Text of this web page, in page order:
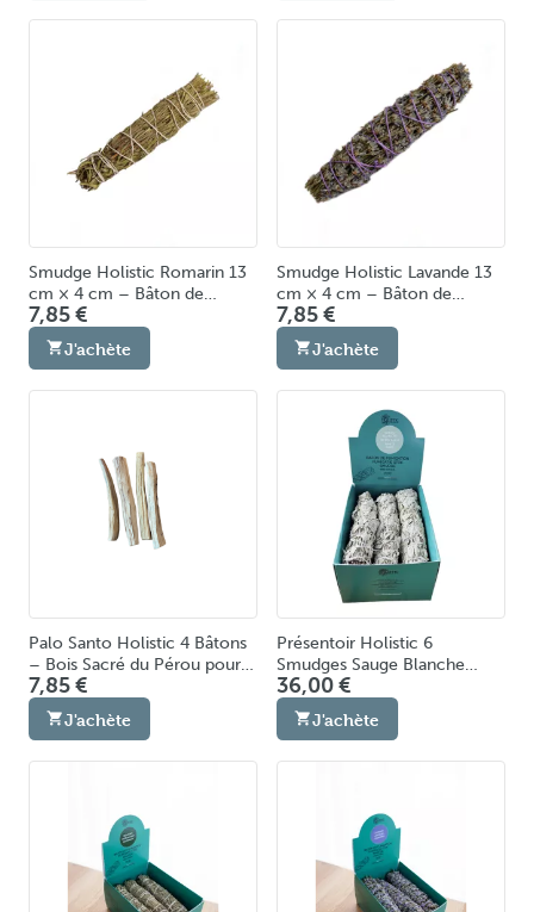
Smudge Holistic Romarin 13
cm × 4 cm – Bâton de
Fumigation & Purification
Énergétique Fabriqué en
Europe
7,85 €
J'achète
Smudge Holistic Lavande 13
cm × 4 cm – Bâton de
Fumigation & Purification
Énergétique Fabriqué en
Europe
7,85 €
J'achète
Palo Santo Holistic 4 Bâtons
– Bois Sacré du Pérou pour
Fumigation & Purification
Énergétique Naturelle
7,85 €
J'achète
Présentoir Holistic 6
Smudges Sauge Blanche
(Salvia Apiana) – Bâtons de
Fumigation & Purification
Fabriqués en Europe
36,00 €
J'achète